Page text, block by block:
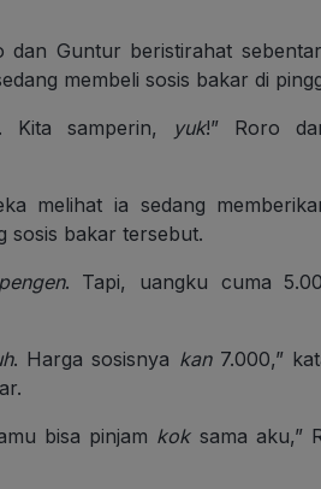
Guntur beristirahat
membeli sosis bakar di
Kita samperin, yuk!” Roro
melihat ia sedang
sosis bakar tersebut.
pengen. Tapi, uangku cuma
. Harga sosisnya kan7.000,”
bisa pinjam koksama aku,”